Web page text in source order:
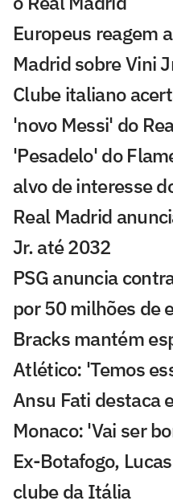
Europeus reagem
Madrid sobre Vini
Clube italiano
'novo Messi' do
'Pesadelo' do
alvo de interesse
Real Madrid
Jr. até 2032
PSG anuncia
por 50 milhões de
Bracks mantém
Atlético: 'Temos
Ansu Fati destaca
Monaco: 'Vai ser
Ex-Botafogo,
clube da Itália